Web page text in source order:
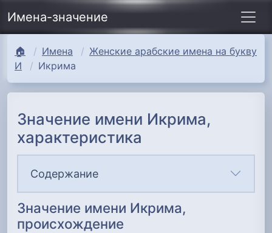
Имена-значение
🏠 Имена
Женские арабские имена на букву
И
Икрима
Значение имени Икрима,
характеристика
Содержание
Значение имени Икрима,
происхождение